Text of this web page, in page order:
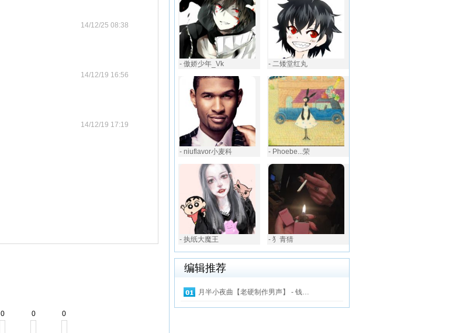
14/12/25 08:38
14/12/19 16:56
14/12/19 17:19
0 0 0
- 傲娇少年_Vk - 二矮堂红丸
- niuflavor小麦科 - Phoebe...荣
- 执纸大魔王 - 犭青猜
编辑推荐
月半小夜曲【老硬制作男声】 - 钱…